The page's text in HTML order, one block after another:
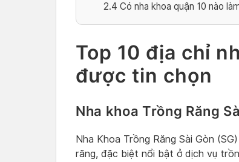
2.4 Có nha khoa quận 10 nào
Top 10 địa chỉ
được tin chọn
Nha khoa Trồng Răng
Nha Khoa Trồng Răng Sài Gòn
răng, đặc biệt nổi bật ở dịch vụ